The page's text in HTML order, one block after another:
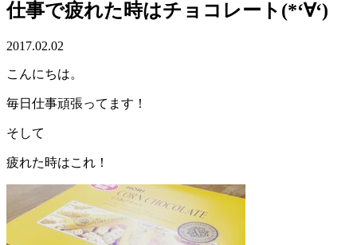
仕事で疲れた時はチョコレート(*‘∀‘)
2017.02.02
こんにちは。
毎日仕事頑張ってます！
そして
疲れた時はこれ！